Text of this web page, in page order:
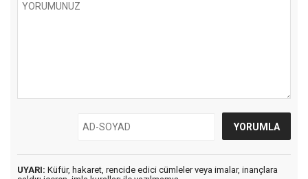
UYARI: Küfür, hakaret, rencide edici cümleler veya imalar, inançlara